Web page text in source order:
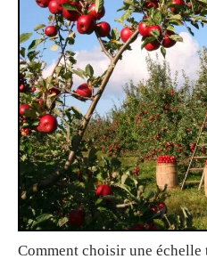
Comment choisir une échelle